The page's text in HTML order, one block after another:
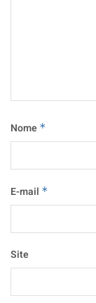
Nome *
E-mail *
Site